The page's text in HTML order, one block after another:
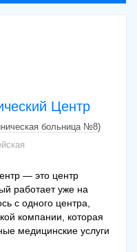
Центр
больница №8)
— это центр
работает уже на
с одного центра,
компании, которая
медицинские услуги